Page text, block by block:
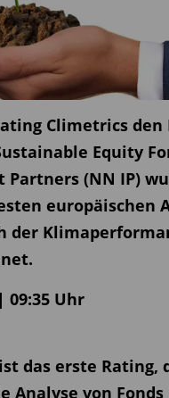
Climetrics den
Equity
Partners (NN IP)
europäischen
der
09:35 Uhr
das erste Rating,
Analyse von